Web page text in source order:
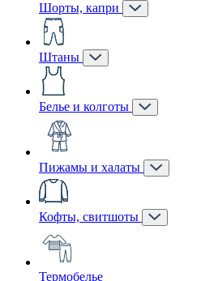
Шорты, капри
Штаны
Белье и колготы
Пижамы и халаты
Кофты, свитшоты
Термобелье